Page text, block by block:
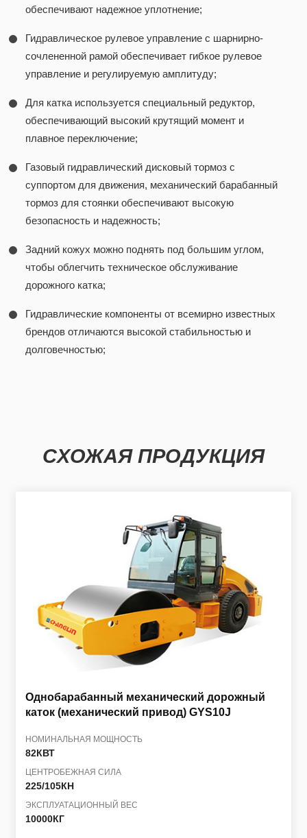
обеспечивают надежное уплотнение;
Гидравлическое рулевое управление с шарнирно-
сочлененной рамой обеспечивает гибкое рулевое
управление и регулируемую амплитуду;
Для катка используется специальный редуктор,
обеспечивающий высокий крутящий момент и
плавное переключение;
Газовый гидравлический дисковый тормоз с
суппортом для движения, механический барабанный
тормоз для стоянки обеспечивают высокую
безопасность и надежность;
Задний кожух можно поднять под большим углом,
чтобы облегчить техническое обслуживание
дорожного катка;
Гидравлические компоненты от всемирно известных
брендов отличаются высокой стабильностью и
долговечностью;
СХОЖАЯ ПРОДУКЦИЯ
Однобарабанный механический дорожный
каток (механический привод)GYS10J
НОМИНАЛЬНАЯ МОЩНОСТЬ
82КВТ
ЦЕНТРОБЕЖНАЯ СИЛА
225/105КН
ЭКСПЛУАТАЦИОННЫЙ ВЕС
10000КГ